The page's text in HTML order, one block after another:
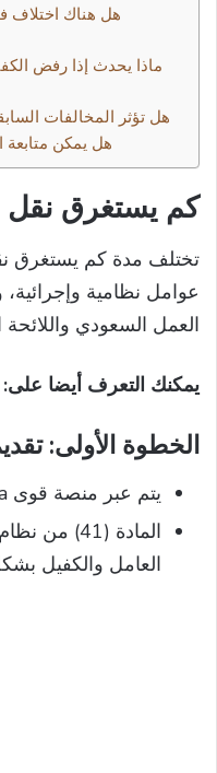
هل هناك اختلاف
ماذا يحدث إذا رفض
هل تؤثر المخالفات
هل يمكن متابعة
كم يستغرق نقل
تختلف مدة كم يستغرق
عوامل نظامية
العمل السعودي واللائحة
يمكنك التعرف أيضا على:
الخطوة الأولى:
يتم عبر منصة قوى Qiwa أو أبشر أعمال.
المادة
العامل والكفيل